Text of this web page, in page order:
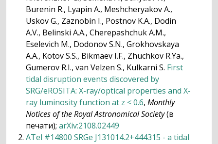
Burenin R., Lyapin A., Meshcheryakov A.,
Uskov G., Zaznobin I., Postnov K.A., Dodin
A.V., Belinski A.A., Cherepashchuk A.M.,
Eselevich M., Dodonov S.N., Grokhovskaya
A.A., Kotov S.S., Bikmaev I.F., Zhuchkov R.Ya.,
Gumerov R.I., van Velzen S., Kulkarni S. First
tidal disruption events discovered by
SRG/eROSITA: X-ray/optical properties and X-
ray luminosity function at z < 0.6,Monthly
Notices of the Royal Astronomical Society(в
печати);arXiv:2108.02449
ATel #14800 SRGe J131014.2+444315 - a tidal